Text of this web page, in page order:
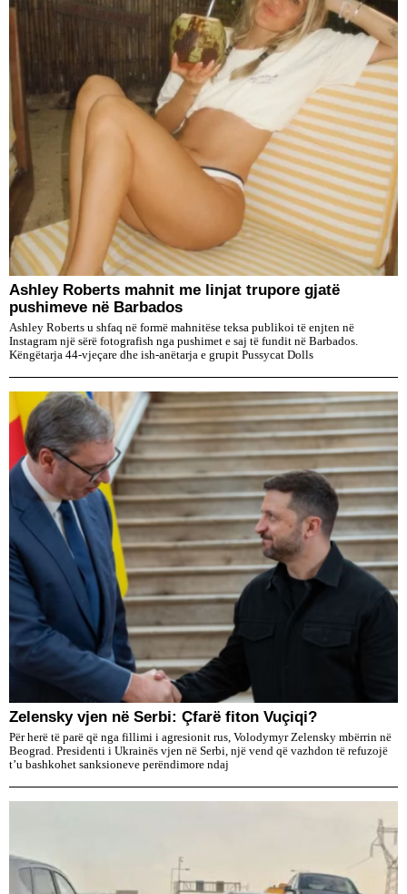
Ashley Roberts mahnit me linjat trupore gjatë
pushimeve në Barbados
Ashley Roberts u shfaq në formë mahnitëse teksa publikoi të enjten në
Instagram një sërë fotografish nga pushimet e saj të fundit në Barbados.
Këngëtarja 44-vjeçare dhe ish-anëtarja e grupit Pussycat Dolls
Zelensky vjen në Serbi: Çfarë fiton Vuçiqi?
Për herë të parë që nga fillimi i agresionit rus, Volodymyr Zelensky mbërrin në
Beograd. Presidenti i Ukrainës vjen në Serbi, një vend që vazhdon të refuzojë
t’u bashkohet sanksioneve perëndimore ndaj